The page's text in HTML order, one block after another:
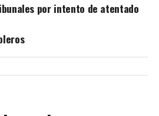
por intento de atentado